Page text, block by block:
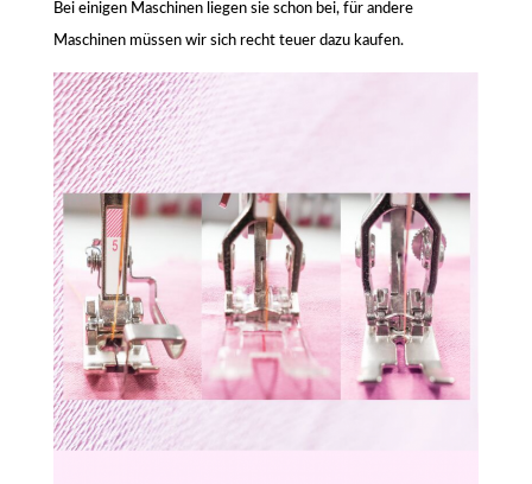
Bei einigen Maschinen liegen sie schon bei, für andere
Maschinen müssen wir sich recht teuer dazu kaufen.